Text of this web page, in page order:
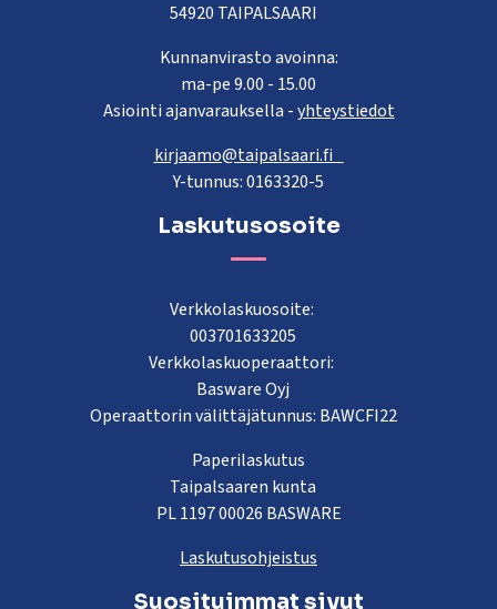
54920 TAIPALSAARI
Kunnanvirasto avoinna:
ma-pe 9.00 - 15.00
Asiointi ajanvarauksella -yhteystiedot
kirjaamo@taipalsaari.fi
Y-tunnus: 0163320-5
Laskutusosoite
Verkkolaskuosoite:
003701633205
Verkkolaskuoperaattori:
Basware Oyj
Operaattorin välittäjätunnus: BAWCFI22
Paperilaskutus
Taipalsaaren kunta
PL 1197 00026 BASWARE
Laskutusohjeistus
Suosituimmat sivut